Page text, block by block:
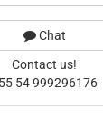
Chat
Contact us!
54 999296176